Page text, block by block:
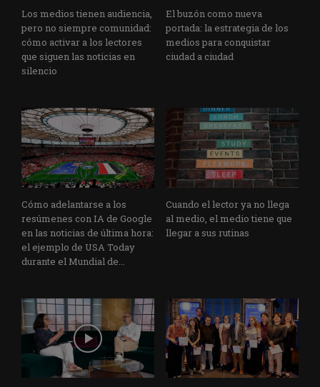
Los medios tienen audiencia,
pero no siempre comunidad:
cómo activar a los lectores
que siguen las noticias en
silencio
El buzón como nueva
portada: la estrategia de los
medios para conquistar
ciudad a ciudad
Cómo adelantarse a los
resúmenes con IA de Google
en las noticias de última hora:
el ejemplo de USA Today
durante el Mundial de...
Cuando el lector ya no llega
al medio, el medio tiene que
llegar a sus rutinas